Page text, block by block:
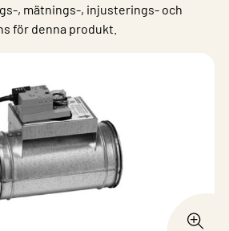
, mätnings-, injusterings- och
för denna produkt.